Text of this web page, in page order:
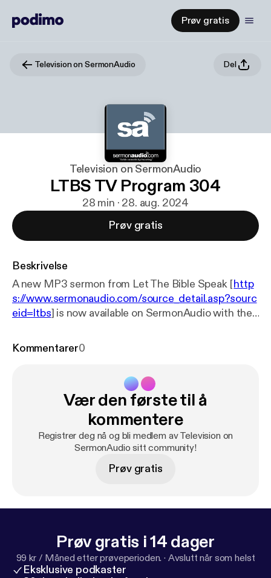
Prøv gratis
Television on SermonAudio Del
Television on SermonAudio
LTBS TV Program 304
28 min · 28. aug. 2024
Prøv gratis
Beskrivelse
A new MP3 sermon from Let The Bible Speak [http
s://www.sermonaudio.com/source_detail.asp?sourc
eid=ltbs] is now available on SermonAudio with the
Subtitle: LTBS TV Broadcast Speaker: Rev. Patrick
Kommentarer0
Vær den første til å
kommentere
Registrer deg nå og bli medlem av Television on
SermonAudio sitt community!
Prøv gratis
Prøv gratis i 14 dager
99 kr / Måned etter prøveperioden. · Avslutt når som helst
Eksklusive podkaster